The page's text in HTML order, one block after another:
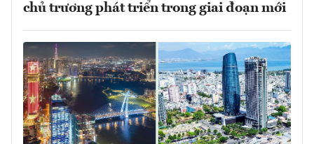
chủ trương phát triển trong giai đoạn mới